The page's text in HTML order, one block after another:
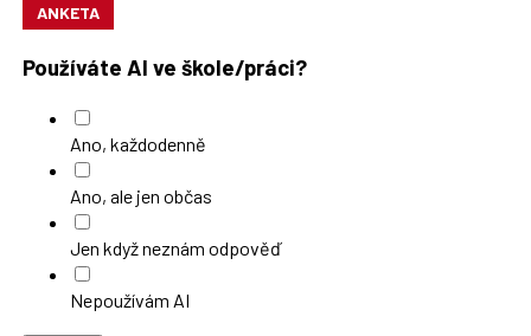
ANKETA
Používáte AI ve škole/práci?
Ano, každodenně
Ano, ale jen občas
Jen když neznám odpověď
Nepoužívám AI